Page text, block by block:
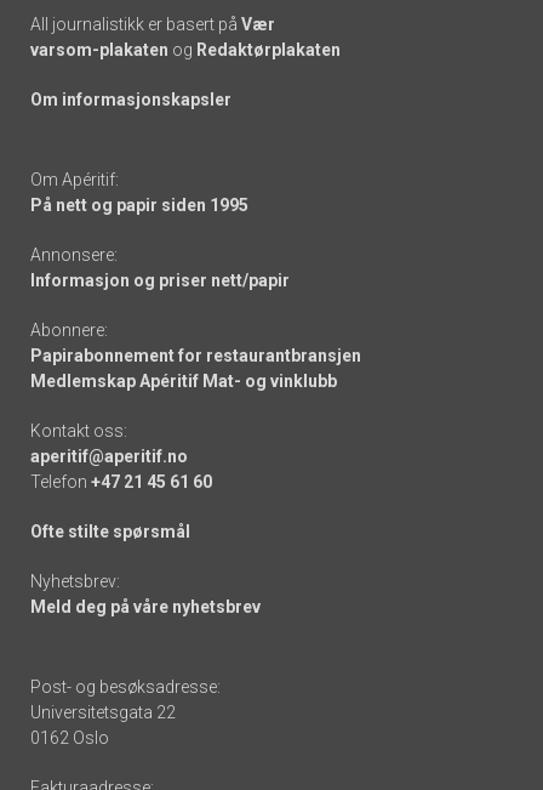
All journalistikk er basert på Vær
varsom-plakaten og Redaktørplakaten
Om informasjonskapsler
Om Apéritif:
På nett og papir siden 1995
Annonsere:
Informasjon og priser nett/papir
Abonnere:
Papirabonnement for restaurantbransjen
Medlemskap Apéritif Mat- og vinklubb
Kontakt oss:
aperitif@aperitif.no
Telefon +47 21 45 61 60
Ofte stilte spørsmål
Nyhetsbrev:
Meld deg på våre nyhetsbrev
Post- og besøksadresse:
Universitetsgata 22
0162 Oslo